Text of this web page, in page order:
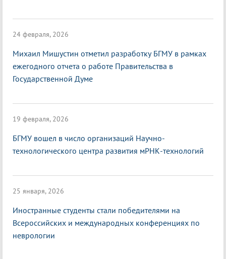
24 февраля, 2026
Михаил Мишустин отметил разработку БГМУ в рамках
ежегодного отчета о работе Правительства в
Государственной Думе
19 февраля, 2026
БГМУ вошел в число организаций Научно-
технологического центра развития мРНК-технологий
25 января, 2026
Иностранные студенты стали победителями на
Всероссийских и международных конференциях по
неврологии